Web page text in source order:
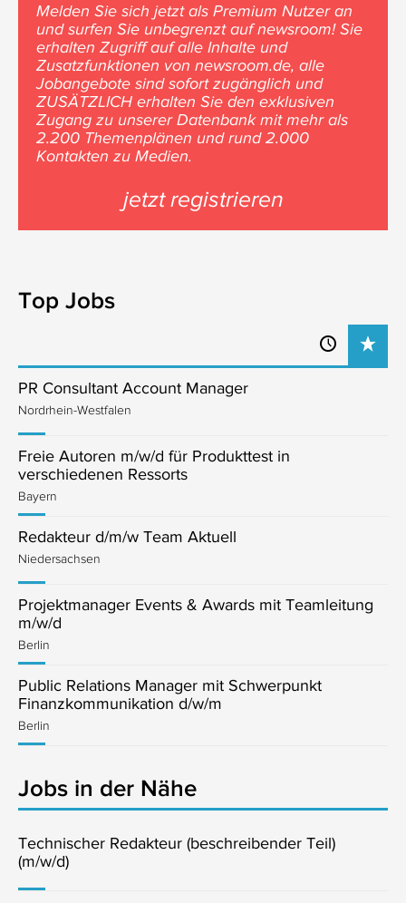
Melden Sie sich jetzt als Premium Nutzer an
und surfen Sie unbegrenzt auf newsroom! Sie
erhalten Zugriff auf alle Inhalte und
Zusatzfunktionen von newsroom.de, alle
Jobangebote sind sofort zugänglich und
ZUSÄTZLICH erhalten Sie den exklusiven
Zugang zu unserer Datenbank mit mehr als
2.200 Themenplänen und rund 2.000
Kontakten zu Medien.
jetzt registrieren
Top Jobs
PR Consultant Account Manager
Nordrhein-Westfalen
Freie Autoren m/w/d für Produkttest in
verschiedenen Ressorts
Bayern
Redakteur d/m/w Team Aktuell
Niedersachsen
Projektmanager Events & Awards mit Teamleitung
m/w/d
Berlin
Public Relations Manager mit Schwerpunkt
Finanzkommunikation d/w/m
Berlin
Jobs in der Nähe
Technischer Redakteur (beschreibender Teil)
(m/w/d)